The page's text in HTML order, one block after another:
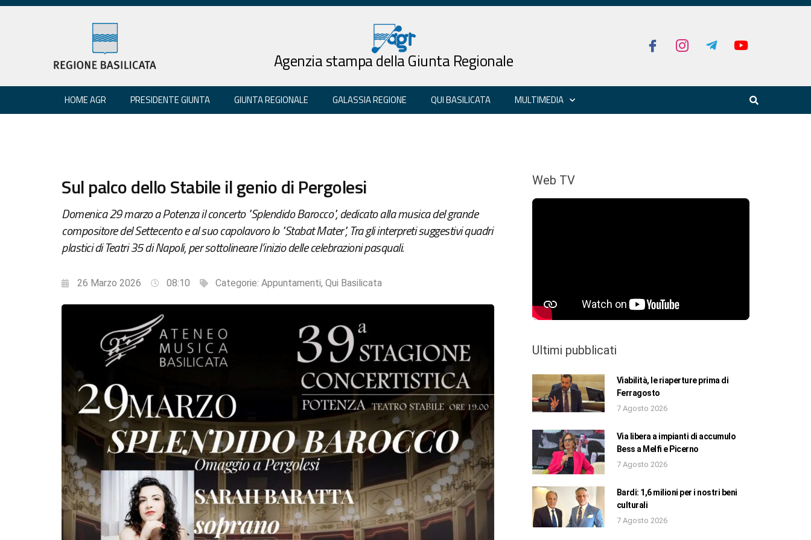
Agenzia stampa della Giunta Regionale
HOME AGR PRESIDENTE GIUNTA GIUNTA REGIONALE GALASSIA REGIONE QUI BASILICATA MULTIMEDIA
Sul palco dello Stabile il genio di Pergolesi
Domenica 29 marzo a Potenza il concerto "Splendido Barocco", dedicato alla musica del grande
compositore del Settecento e al suo capolavoro lo "Stabat Mater", Tra gli interpreti suggestivi quadri
plastici di Teatri 35 di Napoli, per sottolineare l’inizio delle celebrazioni pasquali.
26 Marzo 2026 08:10 Categorie: Appuntamenti, Qui Basilicata
Web TV
Ultimi pubblicati
Viabilità, le riaperture prima di
Ferragosto
7 Agosto 2026
Via libera a impianti di accumulo
Bess a Melfi e Picerno
7 Agosto 2026
Bardi: 1,6 milioni per i nostri beni
culturali
7 Agosto 2026